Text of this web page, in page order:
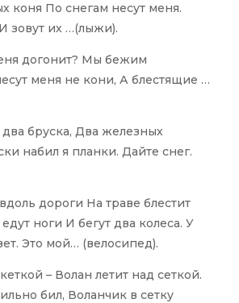
коня По снегам несут меня.
зовут их …(лыжи).
догонит? Мы бежим
меня не кони, А блестящие …
бруска, Два железных
набил я планки. Дайте снег.
дороги На траве блестит
ноги И бегут два колеса. У
Это мой… (велосипед).
– Волан летит над сеткой.
бил, Воланчик в сетку